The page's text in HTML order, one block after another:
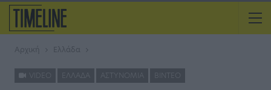
Αρχική Ελλάδα
ΕΛΛΆΔΑ ΑΣΤΥΝΟΜΊΑ ΒΊΝΤΕΟ